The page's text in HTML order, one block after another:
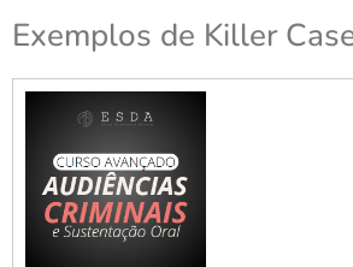
Exemplos de Killer